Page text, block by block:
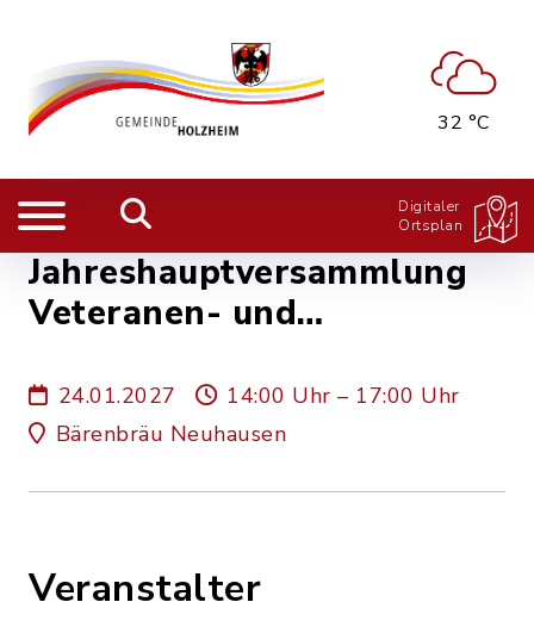
32 °C
Digitaler
Ortsplan
Jahreshauptversammlung
Veteranen- und
24.01.2027
14:00 Uhr – 17:00 Uhr
Bärenbräu Neuhausen
Veranstalter